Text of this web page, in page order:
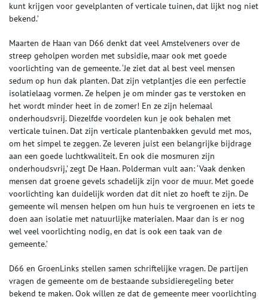
kunt krijgen voor gevelplanten of verticale tuinen, dat lijkt nog niet
bekend.’
Maarten de Haan van D66 denkt dat veel Amstelveners over de
streep geholpen worden met subsidie, maar ook met goede
voorlichting van de gemeente. ‘Je ziet dat al best veel mensen
sedum op hun dak planten. Dat zijn vetplantjes die een perfectie
isolatielaag vormen. Ze helpen je om minder gas te verstoken en
het wordt minder heet in de zomer! En ze zijn helemaal
onderhoudsvrij. Diezelfde voordelen kun je ook behalen met
verticale tuinen. Dat zijn verticale plantenbakken gevuld met mos,
om het simpel te zeggen. Ze leveren juist een belangrijke bijdrage
aan een goede luchtkwaliteit. En ook die mosmuren zijn
onderhoudsvrij,’ zegt De Haan. Polderman vult aan: ‘Vaak denken
mensen dat groene gevels schadelijk zijn voor de muur. Met goede
voorlichting kan duidelijk worden dat dit niet zo hoeft te zijn. De
gemeente wil mensen helpen om hun huis te vergroenen en iets te
doen aan isolatie met natuurlijke materialen. Maar dan is er nog
wel veel voorlichting nodig, en dat is ook een taak van de
gemeente.’
D66 en GroenLinks stellen samen schriftelijke vragen. De partijen
vragen de gemeente om de bestaande subsidieregeling beter
bekend te maken. Ook willen ze dat de gemeente meer voorlichting